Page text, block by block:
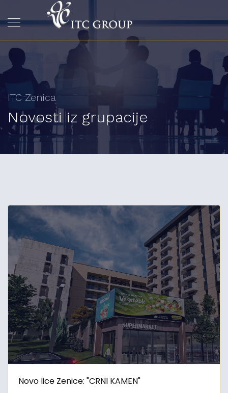
ITC Zenica
Novosti iz grupacije
Novo lice Zenice: "CRNI KAMEN"